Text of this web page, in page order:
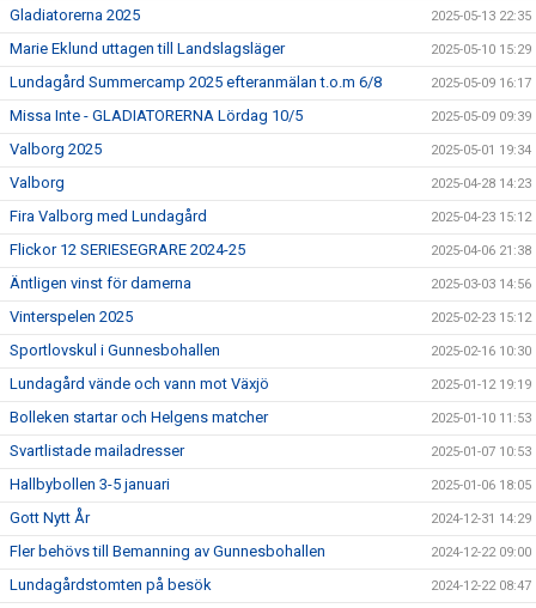
Gladiatorerna 2025 2025-05-13 22:35
Marie Eklund uttagen till Landslagsläger 2025-05-10 15:29
Lundagård Summercamp 2025 efteranmälan t.o.m 6/8 2025-05-09 16:17
Missa Inte - GLADIATORERNA Lördag 10/5 2025-05-09 09:39
Valborg 2025 2025-05-01 19:34
Valborg 2025-04-28 14:23
Fira Valborg med Lundagård 2025-04-23 15:12
Flickor 12 SERIESEGRARE 2024-25 2025-04-06 21:38
Äntligen vinst för damerna 2025-03-03 14:56
Vinterspelen 2025 2025-02-23 15:12
Sportlovskul i Gunnesbohallen 2025-02-16 10:30
Lundagård vände och vann mot Växjö 2025-01-12 19:19
Bolleken startar och Helgens matcher 2025-01-10 11:53
Svartlistade mailadresser 2025-01-07 10:53
Hallbybollen 3-5 januari 2025-01-06 18:05
Gott Nytt År 2024-12-31 14:29
Fler behövs till Bemanning av Gunnesbohallen 2024-12-22 09:00
Lundagårdstomten på besök 2024-12-22 08:47